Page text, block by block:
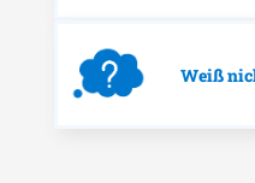
Weiß